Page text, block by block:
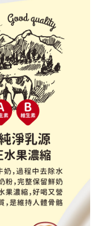
之情形，本公司將視審查結果
冊。若發現惡意使用之情形，
用額度並採取法律行動。